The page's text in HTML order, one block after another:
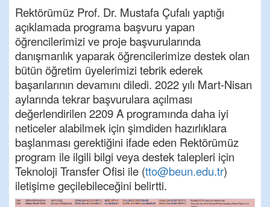
Rektörümüz Prof. Dr. Mustafa Çufalı yaptığı
açıklamada programa başvuru yapan
öğrencilerimizi ve proje başvurularında
danışmanlık yaparak öğrencilerimize destek olan
bütün öğretim üyelerimizi tebrik ederek
başarılarının devamını diledi. 2022 yılı Mart-Nisan
aylarında tekrar başvurulara açılması
değerlendirilen 2209 A programında daha iyi
neticeler alabilmek için şimdiden hazırlıklara
başlanması gerektiğini ifade eden Rektörümüz
program ile ilgili bilgi veya destek talepleri için
Teknoloji Transfer Ofisi ile (tto@beun.edu.tr)
iletişime geçilebileceğini belirtti.